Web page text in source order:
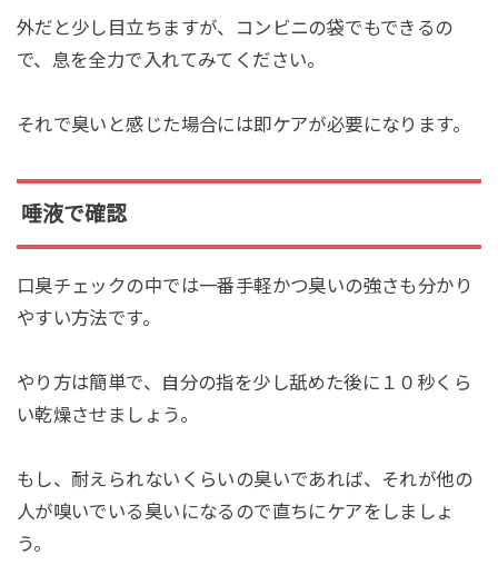
外だと少し目立ちますが、コンビニの袋でもできるの
で、息を全力で入れてみてください。
それで臭いと感じた場合には即ケアが必要になります。
唾液で確認
口臭チェックの中では一番手軽かつ臭いの強さも分かり
やすい方法です。
やり方は簡単で、自分の指を少し舐めた後に１０秒くら
い乾燥させましょう。
もし、耐えられないくらいの臭いであれば、それが他の
人が嗅いでいる臭いになるので直ちにケアをしましょ
う。